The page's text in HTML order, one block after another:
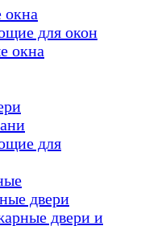
окна
для окон
окна
для
двери
двери и